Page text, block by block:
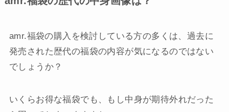
amr.福袋の購入を検討している方の多くは、過去に
発売された歴代の福袋の内容が気になるのではない
でしょうか？
いくらお得な福袋でも、もし中身が期待外れだった